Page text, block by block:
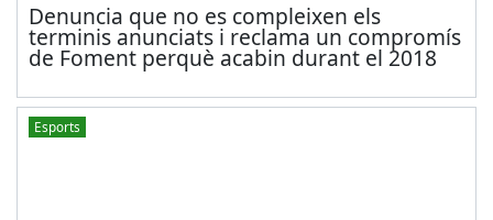
Denuncia que no es compleixen els
terminis anunciats i reclama un compromís
de Foment perquè acabin durant el 2018
Esports